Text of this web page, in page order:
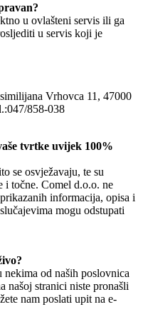
u ovlašteni servis ili ga
u servis koji je
Vrhovca 11, 47000
858-038
tvrtke uvijek 100%
se osvježavaju, te su
točne. Comel d.o.o. ne
informacija, opisa i
mogu odstupati
od naših poslovnica
stranici niste pronašli
nam poslati upit na e-